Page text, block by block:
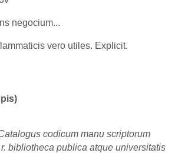
negocium...
vero utiles. Explicit.
codicum manu scriptorum
bibliotheca publica atque universitatis